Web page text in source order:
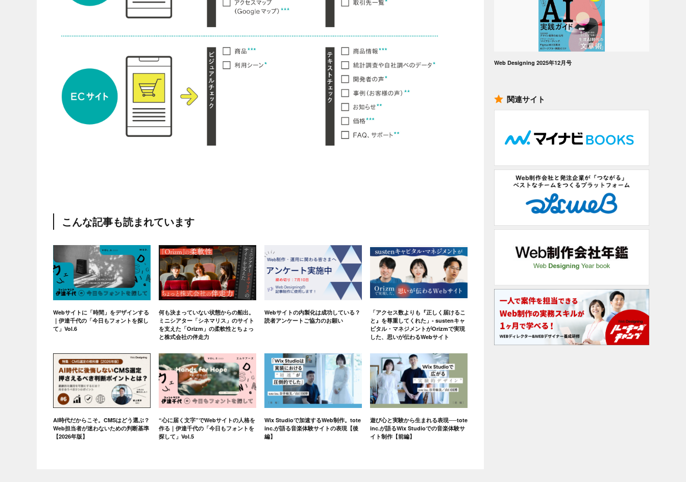
こんな記事も読まれています
Webサイトに「時間」をデザインする
｜伊達千代の「今日もフォントを探し
て」Vol.6
何も決まっていない状態からの船出。
ミニシアター「シネマリス」のサイト
を支えた「Orizm」の柔軟性とちょっ
と株式会社の伴走力
Webサイトの内製化は成功している？
読者アンケートご協力のお願い
「アクセス数よりも『正しく届けるこ
と』を尊重してくれた」- sustenキャ
ピタル・マネジメントがOrizmで実現
した、思いが伝わるWebサイト
AI時代だからこそ。CMSはどう選ぶ？
Web担当者が迷わないための判断基準
【2026年版】
“心に届く文字”でWebサイトの人格を
作る｜伊達千代の「今日もフォントを
探して」Vol.5
Wix Studioで加速するWeb制作。tote
inc.が語る音楽体験サイトの表現【後
編】
遊び心と実験から生まれる表現──tote
inc.が語るWix Studioでの音楽体験サ
イト制作【前編】
Web Designing 2025年12月号
関連サイト